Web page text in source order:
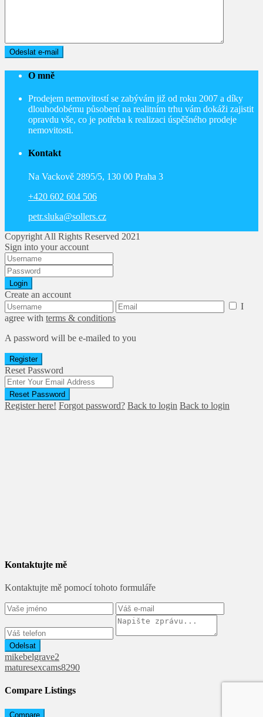
O mně
Prodejem nemovitostí se zabývám již od roku 2007 a díky
dlouhodobému působení na realitním trhu vám dokáži zajistit
opravdu vše, co je potřeba k realizaci úspěšného prodeje
nemovitosti.
Kontakt
Na Vackově 2895/5, 130 00 Praha 3
+420 602 604 506
petr.sluka@sollers.cz
Copyright All Rights Reserved 2021
Sign into your account
Login
Create an account
I
agree with terms & conditions
A password will be e-mailed to you
Register
Reset Password
Reset Password
Register here! Forgot password? Back to login Back to login
Kontaktujte mě
Kontaktujte mě pomocí tohoto formuláře
Odelsat
mikebelgrave2
maturesexcams8290
Compare Listings
Compare